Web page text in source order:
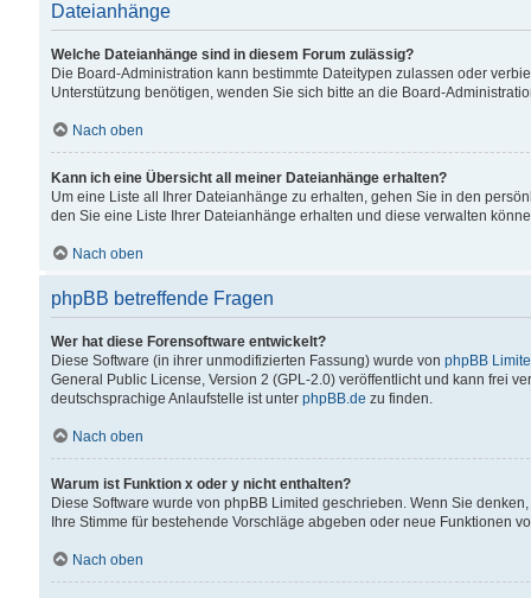
Dateianhänge
Welche Dateianhänge sind in diesem Forum zulässig?
Die Board-Administration kann bestimmte Dateitypen zulassen oder
Unterstützung benötigen, wenden Sie sich bitte an die Board-
Nach oben
Kann ich eine Übersicht all meiner Dateianhänge erhalten?
Um eine Liste all Ihrer Dateianhänge zu erhalten, gehen Sie in den
den Sie eine Liste Ihrer Dateianhänge erhalten und diese verwalten
Nach oben
phpBB betreffende Fragen
Wer hat diese Forensoftware entwickelt?
Diese Software (in ihrer unmodifizierten Fassung) wurde von phpBB
General Public License, Version 2 (GPL-2.0) veröffentlicht und kann frei
deutschsprachige Anlaufstelle ist unter phpBB.de zu finden.
Nach oben
Warum ist Funktion x oder y nicht enthalten?
Diese Software wurde von phpBB Limited geschrieben. Wenn Sie
Ihre Stimme für bestehende Vorschläge abgeben oder neue Funktionen
Nach oben